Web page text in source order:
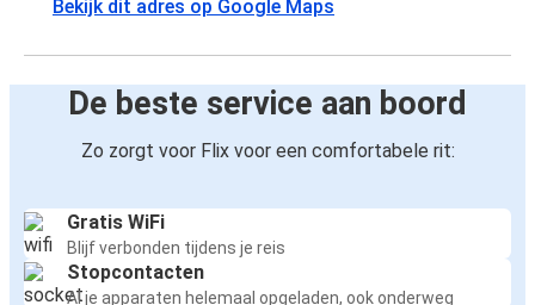
Bekijk dit adres op Google Maps
De beste service aan boord
Zo zorgt voor Flix voor een comfortabele rit:
Gratis WiFi
Blijf verbonden tijdens je reis
Stopcontacten
Al je apparaten helemaal opgeladen, ook onderweg